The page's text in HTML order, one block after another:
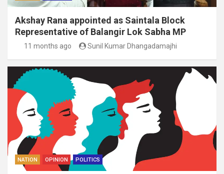
Akshay Rana appointed as Saintala Block
Representative of Balangir Lok Sabha MP
11 months ago Sunil Kumar Dhangadamajhi
NATION OPINION POLITICS